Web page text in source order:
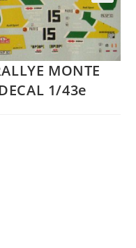
🔍
MONTE
1/43e